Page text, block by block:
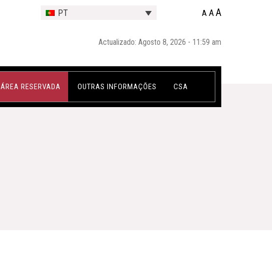
PT A AA
Actualizado: Agosto 8, 2026 - 11:59 am
ÁREA RESERVADA OUTRAS INFORMAÇÕES CSA